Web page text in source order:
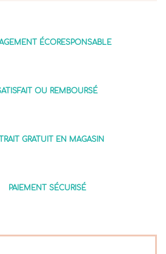
ÉCORESPONSABLE
OU REMBOURSÉ
GRATUIT EN MAGASIN
PAIEMENT SÉCURISÉ